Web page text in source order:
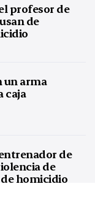
profesor de
de
un arma
caja
de
de
homicidio